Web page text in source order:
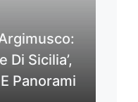
Di Sicilia’,
Panorami